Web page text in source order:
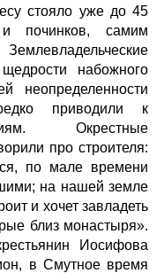
стояло уже до 45
починков, самим
набожного
неопределенности
приводили к
Окрестные
про строителя:
по мале времени
на нашей земле
и хочет завладеть
близ монастыря».
Иосифова
в Смутное время